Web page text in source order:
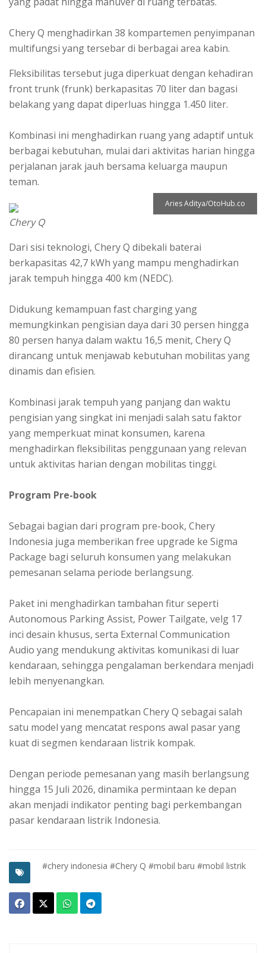
Chery Q menghadirkan 38 kompartemen penyimpanan
multifungsi yang tersebar di berbagai area kabin.
Fleksibilitas tersebut juga diperkuat dengan kehadiran
front trunk (frunk) berkapasitas 70 liter dan bagasi
belakang yang dapat diperluas hingga 1.450 liter.
Kombinasi ini menghadirkan ruang yang adaptif untuk
berbagai kebutuhan, mulai dari aktivitas harian hingga
perjalanan jarak jauh bersama keluarga maupun
teman.
Aries Aditya/OtoHub.co
Chery Q
Dari sisi teknologi, Chery Q dibekali baterai
berkapasitas 42,7 kWh yang mampu menghadirkan
jarak tempuh hingga 400 km (NEDC).
Didukung kemampuan fast charging yang
memungkinkan pengisian daya dari 30 persen hingga
80 persen hanya dalam waktu 16,5 menit, Chery Q
dirancang untuk menjawab kebutuhan mobilitas yang
dinamis dan efisien.
Kombinasi jarak tempuh yang panjang dan waktu
pengisian yang singkat ini menjadi salah satu faktor
yang memperkuat minat konsumen, karena
menghadirkan fleksibilitas penggunaan yang relevan
untuk aktivitas harian dengan mobilitas tinggi.
Program Pre-book
Sebagai bagian dari program pre-book, Chery
Indonesia juga memberikan free upgrade ke Sigma
Package bagi seluruh konsumen yang melakukan
pemesanan selama periode berlangsung.
Paket ini menghadirkan tambahan fitur seperti
Autonomous Parking Assist, Power Tailgate, velg 17
inci desain khusus, serta External Communication
Audio yang mendukung aktivitas komunikasi di luar
kendaraan, sehingga pengalaman berkendara menjadi
lebih menyenangkan.
Pencapaian ini menempatkan Chery Q sebagai salah
satu model yang mencatat respons awal pasar yang
kuat di segmen kendaraan listrik kompak.
Dengan periode pemesanan yang masih berlangsung
hingga 15 Juli 2026, dinamika permintaan ke depan
akan menjadi indikator penting bagi perkembangan
pasar kendaraan listrik Indonesia.
#chery indonesia #Chery Q #mobil baru #mobil listrik